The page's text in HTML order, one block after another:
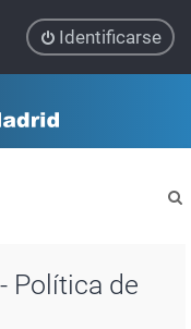
Identificarse
Política de